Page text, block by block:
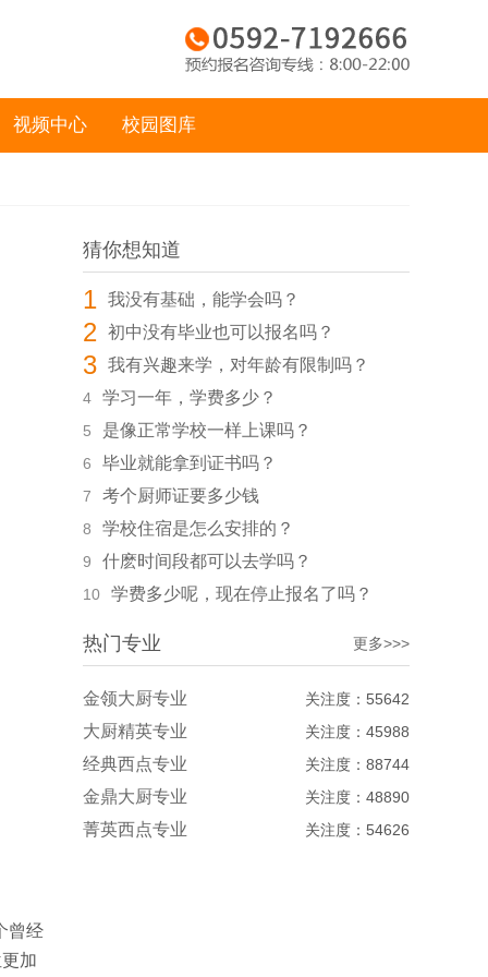
视频中心 校园图库
曾经
加
猜你想知道
1 我没有基础，能学会吗？
2 初中没有毕业也可以报名吗？
3 我有兴趣来学，对年龄有限制吗？
4 学习一年，学费多少？
5 是像正常学校一样上课吗？
6 毕业就能拿到证书吗？
7 考个厨师证要多少钱
8 学校住宿是怎么安排的？
9 什麽时间段都可以去学吗？
10 学费多少呢，现在停止报名了吗？
热门专业 更多>>>
金领大厨专业 关注度：55642
大厨精英专业 关注度：45988
经典西点专业 关注度：88744
金鼎大厨专业 关注度：48890
菁英西点专业 关注度：54626